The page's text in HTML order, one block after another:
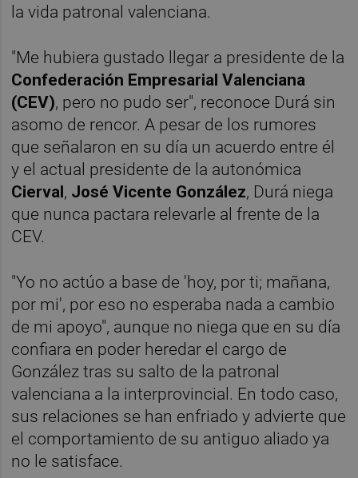
la vida patronal valenciana.
"Me hubiera gustado llegar a presidente de la
Confederación Empresarial Valenciana
(CEV), pero no pudo ser", reconoce Durá sin
asomo de rencor. A pesar de los rumores
que señalaron en su día un acuerdo entre él
y el actual presidente de la autonómica
Cierval, José Vicente González, Durá niega
que nunca pactara relevarle al frente de la
CEV.
"Yo no actúo a base de 'hoy, por ti; mañana,
por mi', por eso no esperaba nada a cambio
de mi apoyo", aunque no niega que en su día
confiara en poder heredar el cargo de
González tras su salto de la patronal
valenciana a la interprovincial. En todo caso,
sus relaciones se han enfriado y advierte que
el comportamiento de su antiguo aliado ya
no le satisface.